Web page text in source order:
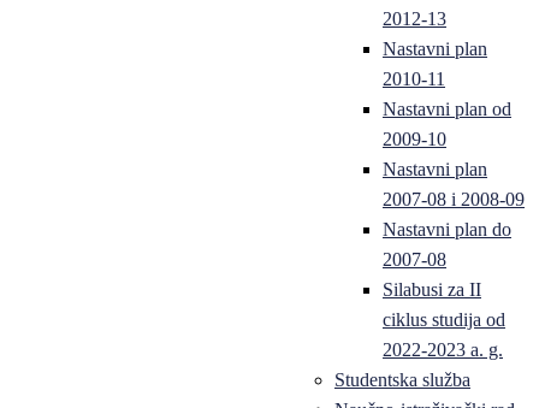
2012-13
Nastavni plan
2010-11
Nastavni plan od
2009-10
Nastavni plan
2007-08 i 2008-09
Nastavni plan do
2007-08
Silabusi za II
ciklus studija od
2022-2023 a. g.
Studentska služba